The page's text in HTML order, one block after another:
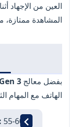
العين من الإجهاد
المشاهدة ممتازة،
بفضل معالج 3
الهاتف مع المهام
✅